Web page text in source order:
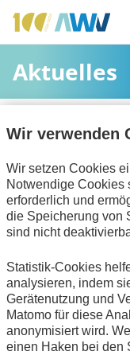
Aktuelles
Alle Kategorien
zum Verein
Keine Nachrichten
Wir verwenden
Wir setzen Cookies
Notwendige Cookies
erforderlich und
die Speicherung von
sind nicht
Statistik-Cookies
analysieren, indem
Gerätenutzung und
Matomo für diese
anonymisiert wird.
einen Haken bei den